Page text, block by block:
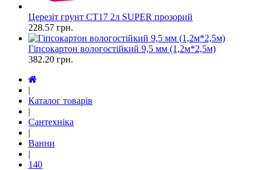
Церезіт грунт СТ17 2л SUPER прозорий
228.57 грн.
Гіпсокартон вологостійкий 9,5 мм (1,2м*2,5м)
382.20 грн.
|
Каталог товарів
|
Сантехніка
|
Ванни
|
140